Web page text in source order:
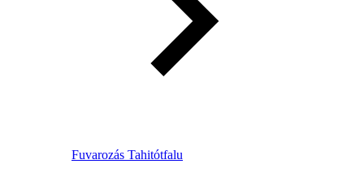
Fuvarozás Tahitótfalu